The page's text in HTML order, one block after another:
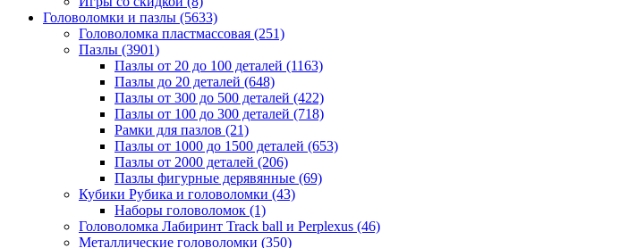
Головоломки и пазлы (5633)
Головоломка пластмассовая (251)
Пазлы (3901)
Пазлы от 20 до 100 деталей (1163)
Пазлы до 20 деталей (648)
Пазлы от 300 до 500 деталей (422)
Пазлы от 100 до 300 деталей (718)
Рамки для пазлов (21)
Пазлы от 1000 до 1500 деталей (653)
Пазлы от 2000 деталей (206)
Пазлы фигурные дерявянные (69)
Кубики Рубика и головоломки (43)
Наборы головоломок (1)
Головоломка Лабиринт Track ball и Perplexus (46)
Металлические головоломки (350)